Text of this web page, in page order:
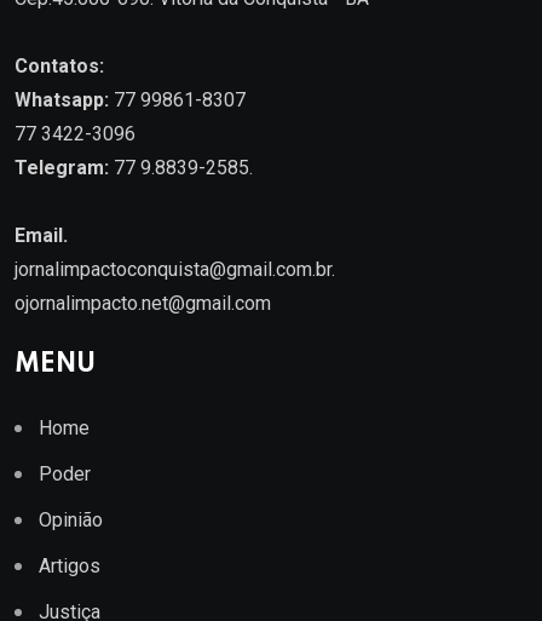
Contatos:
Whatsapp: 77 99861-8307
77 3422-3096
Telegram: 77 9.8839-2585.
Email.
jornalimpactoconquista@gmail.com.br.
ojornalimpacto.net@gmail.com
MENU
Home
Poder
Opinião
Artigos
Justiça